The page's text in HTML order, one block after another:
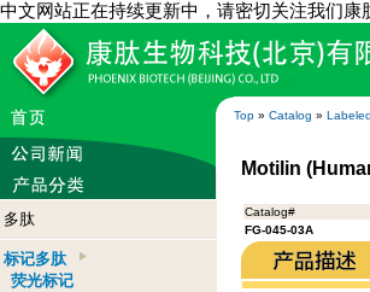
中文网站正在持续更新中，请密切关注我们
Top » Catalog »
多肽
标记多肽
荧光标记
Motilin
Catalog#
FG-045-03A